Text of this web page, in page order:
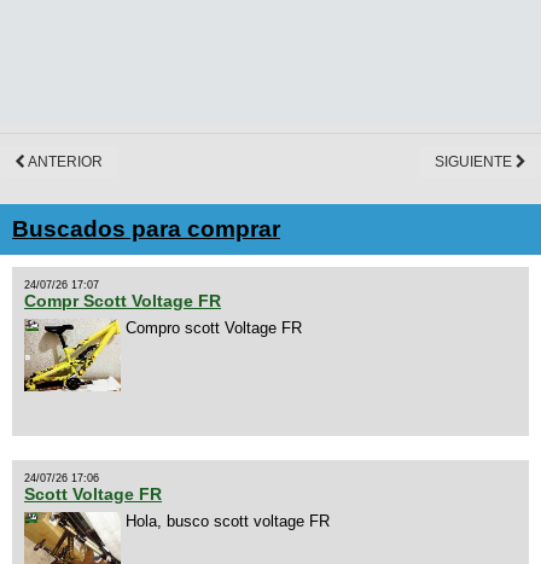
ANTERIOR SIGUIENTE
Buscados para comprar
24/07/26 17:07
Compr Scott Voltage FR
Compro scott Voltage FR
24/07/26 17:06
Scott Voltage FR
Hola, busco scott voltage FR